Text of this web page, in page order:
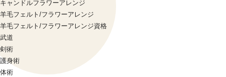
キャンドルフラワーアレンジ
羊毛フェルト/フラワーアレンジ
羊毛フェルト/フラワーアレンジ資格
武道
剣術
護身術
体術